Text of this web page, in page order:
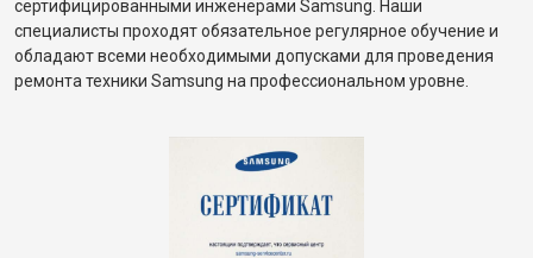
сертифицированными инженерами Samsung. Наши
специалисты проходят обязательное регулярное обучение и
обладают всеми необходимыми допусками для проведения
ремонта техники Samsung на профессиональном уровне.